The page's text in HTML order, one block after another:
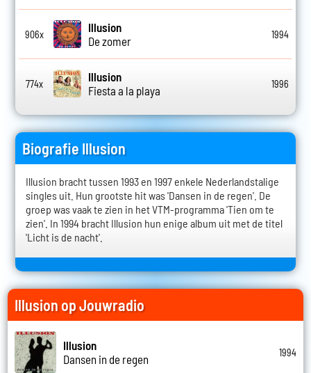
906x
Illusion
De zomer
1994
774x
Illusion
Fiesta a la playa
1996
Biografie Illusion
Illusion bracht tussen 1993 en 1997 enkele Nederlandstalige
singles uit. Hun grootste hit was 'Dansen in de regen'. De
groep was vaak te zien in het VTM-programma 'Tien om te
zien'. In 1994 bracht Illusion hun enige album uit met de titel
'Licht is de nacht'.
Illusion op Jouwradio
Illusion
Dansen in de regen
1994